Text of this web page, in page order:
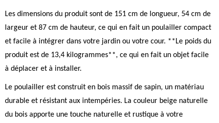
Les dimensions du produit sont de 151 cm de longueur, 54 cm de
largeur et 87 cm de hauteur, ce qui en fait un poulailler compact
et facile à intégrer dans votre jardin ou votre cour. **Le poids du
produit est de 13,4 kilogrammes**, ce qui en fait un objet facile
à déplacer et à installer.
Le poulailler est construit en bois massif de sapin, un matériau
durable et résistant aux intempéries. La couleur beige naturelle
du bois apporte une touche naturelle et rustique à votre